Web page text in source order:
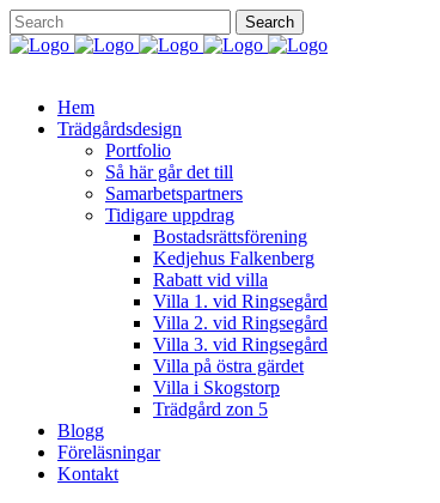
Hem
Trädgårdsdesign
Portfolio
Så här går det till
Samarbetspartners
Tidigare uppdrag
Bostadsrättsförening
Kedjehus Falkenberg
Rabatt vid villa
Villa 1. vid Ringsegård
Villa 2. vid Ringsegård
Villa 3. vid Ringsegård
Villa på östra gärdet
Villa i Skogstorp
Trädgård zon 5
Blogg
Föreläsningar
Kontakt